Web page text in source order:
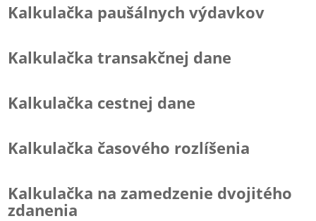
Kalkulačka paušálnych výdavkov
Kalkulačka transakčnej dane
Kalkulačka cestnej dane
Kalkulačka časového rozlíšenia
Kalkulačka na zamedzenie dvojitého
zdanenia